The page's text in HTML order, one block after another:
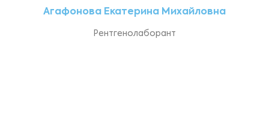
Агафонова Екатерина Михайловна
Рентгенолаборант